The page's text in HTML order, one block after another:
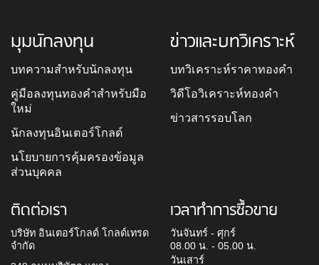
มุมนักลงทุน
บทความสำหรับนักลงทุน
คู่มือลงทุนทองคำสำหรับมือ
ใหม่
นักลงทุนอินเตอร์โกลด์
นโยบายการคุ้มครองข้อมูล
ส่วนบุคคล
ข่าวและบทวิเคราะห์
บทวิเคราะห์ราคาทองคำ
วิดีโอวิเคราะห์ทองคำ
ข่าวสารรอบโลก
ติดต่อเรา
บริษัท อินเตอร์โกลด์ โกลด์เทรด
จำกัด
เวลาทำการซื้อขาย
วันจันทร์ - ศุกร์
08.00 น. - 05.00 น.
วันเสาร์